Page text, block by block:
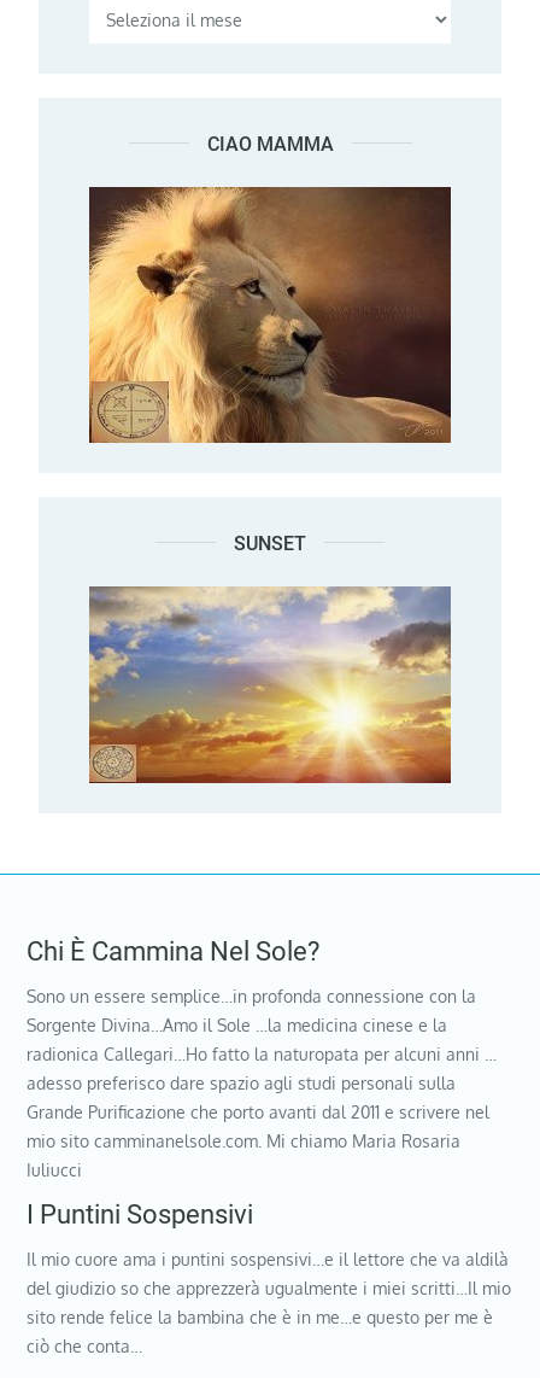
CIAO MAMMA
SUNSET
Chi È Cammina Nel Sole?
Sono un essere semplice…in profonda connessione con la
Sorgente Divina…Amo il Sole …la medicina cinese e la
radionica Callegari…Ho fatto la naturopata per alcuni anni …
adesso preferisco dare spazio agli studi personali sulla
Grande Purificazione che porto avanti dal 2011 e scrivere nel
mio sito camminanelsole.com. Mi chiamo Maria Rosaria
Iuliucci
I Puntini Sospensivi
Il mio cuore ama i puntini sospensivi…e il lettore che va aldilà
del giudizio so che apprezzerà ugualmente i miei scritti…Il mio
sito rende felice la bambina che è in me…e questo per me è
ciò che conta…